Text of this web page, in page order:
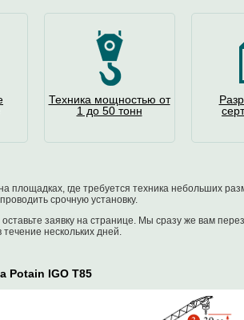
Техника мощностью от
1 до 50 тонн
площадках, где требуется техника небольших
срочную установку.
заявку на странице. Мы сразу же вам
нескольких дней.
Potain IGO T85